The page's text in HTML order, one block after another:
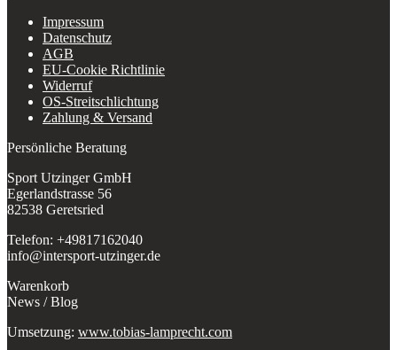
Impressum
Datenschutz
AGB
EU-Cookie Richtlinie
Widerruf
OS-Streitschlichtung
Zahlung & Versand
Persönliche Beratung
Sport Utzinger GmbH
Egerlandstrasse 56
82538 Geretsried
Telefon: +49817162040
info@intersport-utzinger.de
Warenkorb
News / Blog
Umsetzung: www.tobias-lamprecht.com